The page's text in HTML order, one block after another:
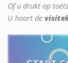
Of u drukt op
U hoort de